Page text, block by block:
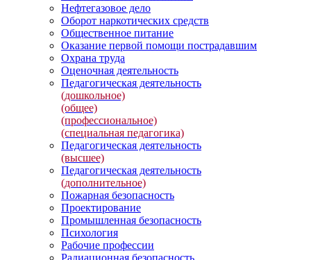
Нефтегазовое дело
Оборот наркотических средств
Общественное питание
Оказание первой помощи пострадавшим
Охрана труда
Оценочная деятельность
Педагогическая деятельность
(дошкольное)
(общее)
(профессиональное)
(специальная педагогика)
Педагогическая деятельность
(высшее)
Педагогическая деятельность
(дополнительное)
Пожарная безопасность
Проектирование
Промышленная безопасность
Психология
Рабочие профессии
Радиационная безопасность